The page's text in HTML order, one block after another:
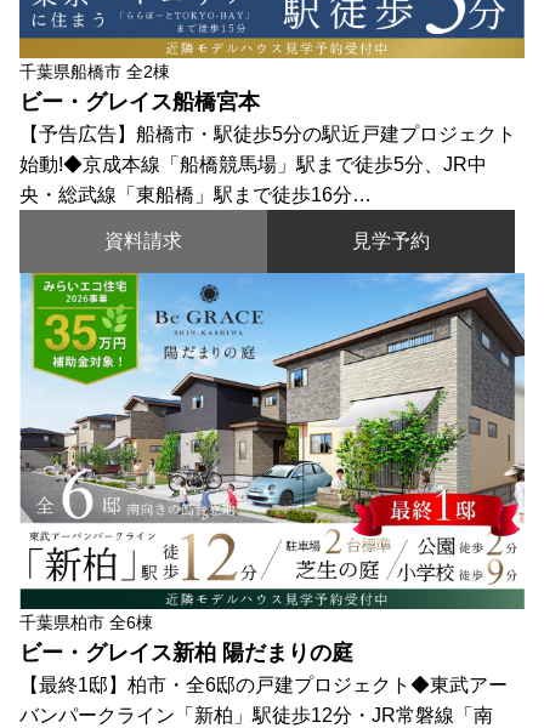
千葉県船橋市 全2棟
ビー・グレイス船橋宮本
【予告広告】船橋市・駅徒歩5分の駅近戸建プロジェクト
始動!◆京成本線「船橋競馬場」駅まで徒歩5分、JR中
央・総武線「東船橋」駅まで徒歩16分…
資料請求 見学予約
千葉県柏市 全6棟
ビー・グレイス新柏 陽だまりの庭
【最終1邸】柏市・全6邸の戸建プロジェクト◆東武アー
バンパークライン「新柏」駅徒歩12分・JR常磐線「南